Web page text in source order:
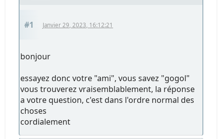
#1 Janvier 29, 2023, 16:12:21
bonjour
essayez donc votre "ami", vous savez "gogol"
vous trouverez vraisemblablement, la réponse
a votre question, c'est dans l'ordre normal des
choses
cordialement